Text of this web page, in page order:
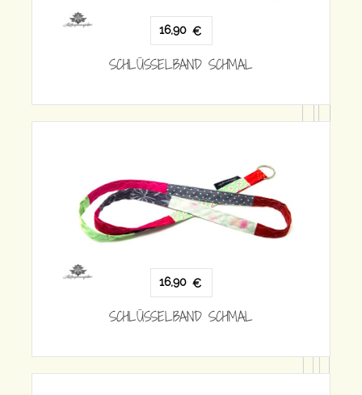
16,90
SCHLÜSSELBAND SCHMAL